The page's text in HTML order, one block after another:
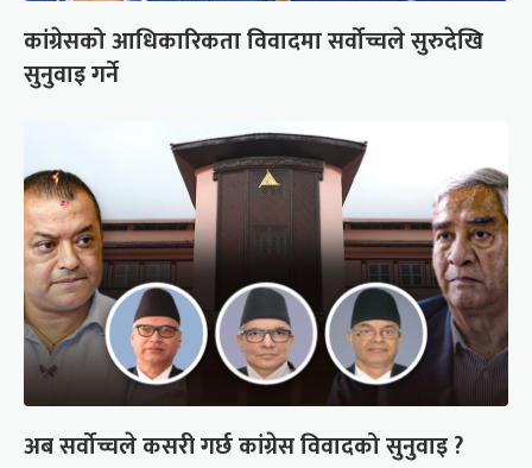
कांग्रेसको आधिकारिकता विवादमा सर्वोच्चले सुरुदेखि
सुनुवाइ गर्ने
अब सर्वोच्चले कसरी गर्छ कांग्रेस विवादको सुनुवाइ ?